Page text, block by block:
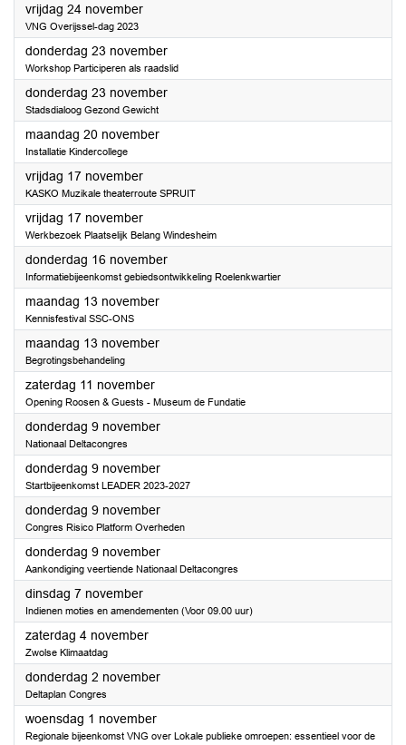
vrijdag 24 november2023
VNG Overijssel-dag 2023
donderdag 23 november2023
Workshop Participeren als raadslid
donderdag 23 november2023
Stadsdialoog Gezond Gewicht
maandag 20 november2023
Installatie Kindercollege
vrijdag 17 november2023
KASKO Muzikale theaterroute SPRUIT
vrijdag 17 november2023
Werkbezoek Plaatselijk Belang Windesheim
donderdag 16 november2023
Informatiebijeenkomst gebiedsontwikkeling Roelenkwartier
maandag 13 november2023
Kennisfestival SSC-ONS
maandag 13 november2023
Begrotingsbehandeling
zaterdag 11 november2023
Opening Roosen & Guests - Museum de Fundatie
donderdag 9 november2023
Nationaal Deltacongres
donderdag 9 november2023
Startbijeenkomst LEADER 2023-2027
donderdag 9 november2023
Congres Risico Platform Overheden
donderdag 9 november2023
Aankondiging veertiende Nationaal Deltacongres
dinsdag 7 november2023
Indienen moties en amendementen (Voor 09.00 uur)
zaterdag 4 november2023
Zwolse Klimaatdag
donderdag 2 november2023
Deltaplan Congres
woensdag 1 november2023
Regionale bijeenkomst VNG over Lokale publieke omroepen: essentieel voor de